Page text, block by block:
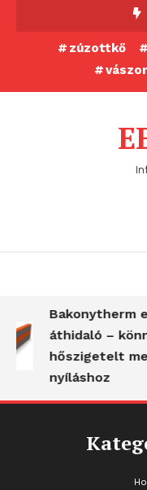
zúzottkő
Bakonytherm
áthidaló –
hőszigetelt
nyíláshoz